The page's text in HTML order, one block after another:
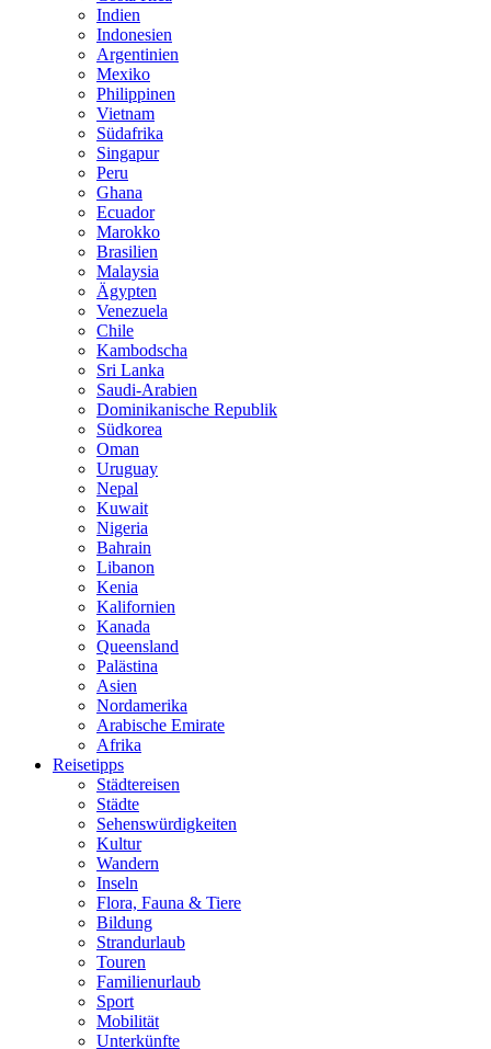
Indien
Indonesien
Argentinien
Mexiko
Philippinen
Vietnam
Südafrika
Singapur
Peru
Ghana
Ecuador
Marokko
Brasilien
Malaysia
Ägypten
Venezuela
Chile
Kambodscha
Sri Lanka
Saudi-Arabien
Dominikanische Republik
Südkorea
Oman
Uruguay
Nepal
Kuwait
Nigeria
Bahrain
Libanon
Kenia
Kalifornien
Kanada
Queensland
Palästina
Asien
Nordamerika
Arabische Emirate
Afrika
Reisetipps
Städtereisen
Städte
Sehenswürdigkeiten
Kultur
Wandern
Inseln
Flora, Fauna & Tiere
Bildung
Strandurlaub
Touren
Familienurlaub
Sport
Mobilität
Unterkünfte